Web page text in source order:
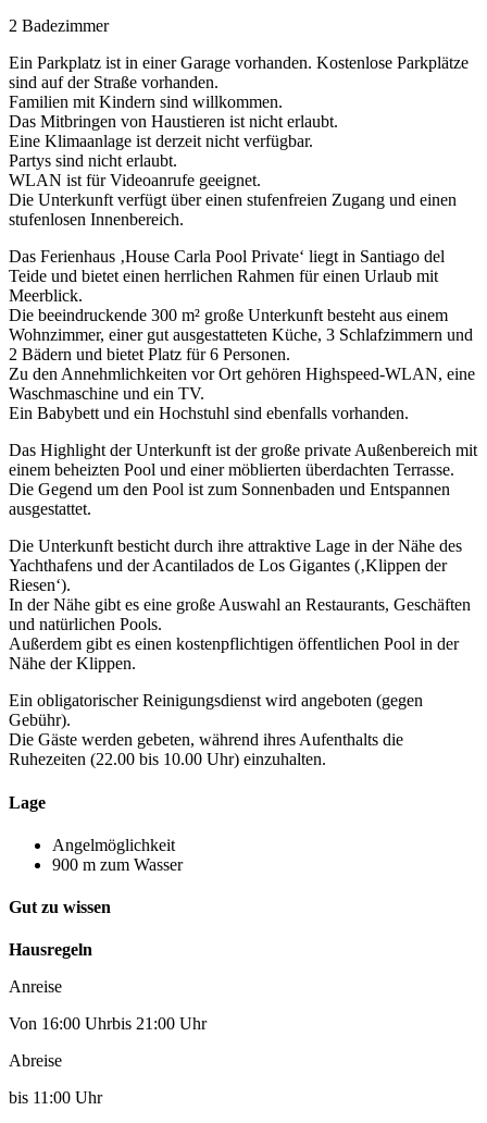
2 Badezimmer
Ein Parkplatz ist in einer Garage vorhanden. Kostenlose Parkplätze
sind auf der Straße vorhanden.
Familien mit Kindern sind willkommen.
Das Mitbringen von Haustieren ist nicht erlaubt.
Eine Klimaanlage ist derzeit nicht verfügbar.
Partys sind nicht erlaubt.
WLAN ist für Videoanrufe geeignet.
Die Unterkunft verfügt über einen stufenfreien Zugang und einen
stufenlosen Innenbereich.
Das Ferienhaus ‚House Carla Pool Private‘ liegt in Santiago del
Teide und bietet einen herrlichen Rahmen für einen Urlaub mit
Meerblick.
Die beeindruckende 300 m² große Unterkunft besteht aus einem
Wohnzimmer, einer gut ausgestatteten Küche, 3 Schlafzimmern und
2 Bädern und bietet Platz für 6 Personen.
Zu den Annehmlichkeiten vor Ort gehören Highspeed-WLAN, eine
Waschmaschine und ein TV.
Ein Babybett und ein Hochstuhl sind ebenfalls vorhanden.
Das Highlight der Unterkunft ist der große private Außenbereich mit
einem beheizten Pool und einer möblierten überdachten Terrasse.
Die Gegend um den Pool ist zum Sonnenbaden und Entspannen
ausgestattet.
Die Unterkunft besticht durch ihre attraktive Lage in der Nähe des
Yachthafens und der Acantilados de Los Gigantes (‚Klippen der
Riesen‘).
In der Nähe gibt es eine große Auswahl an Restaurants, Geschäften
und natürlichen Pools.
Außerdem gibt es einen kostenpflichtigen öffentlichen Pool in der
Nähe der Klippen.
Ein obligatorischer Reinigungsdienst wird angeboten (gegen
Gebühr).
Die Gäste werden gebeten, während ihres Aufenthalts die
Ruhezeiten (22.00 bis 10.00 Uhr) einzuhalten.
Lage
Angelmöglichkeit
900 m zum Wasser
Gut zu wissen
Hausregeln
Anreise
Von 16:00 Uhrbis 21:00 Uhr
Abreise
bis 11:00 Uhr